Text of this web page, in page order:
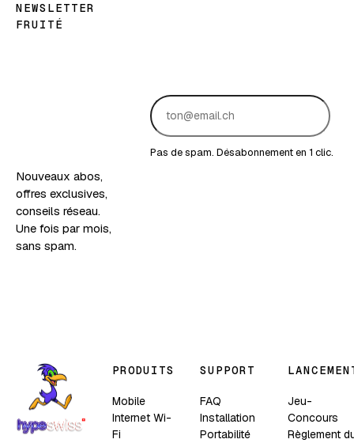
NEWSLETTER
FRUITÉ
Nouveaux abos,
offres exclusives,
conseils réseau.
Une fois par mois,
sans spam.
Pas de spam. Désabonnement en 1 clic.
PRODUITS
Mobile
Internet Wi-
Fi
SUPPORT
FAQ
Installation
Portabilité
Jeu-
Concours
Règlement